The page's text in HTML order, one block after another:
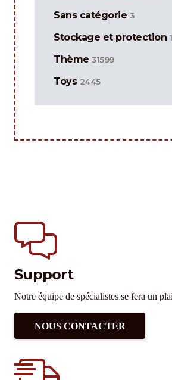
Sans catégorie 3
Stockage et protection
Thème 31599
Toys 2445
Support
Notre équipe de spécialistes se fera un
NOUS CONTACTER